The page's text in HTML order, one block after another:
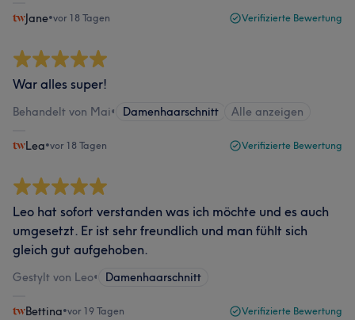
Jane•vor 18 Tagen Verifizierte Bewertung
War alles super!
Behandelt von Mai• Damenhaarschnitt Alle anzeigen
Lea•vor 18 Tagen Verifizierte Bewertung
Leo hat sofort verstanden was ich möchte und es auch
umgesetzt. Er ist sehr freundlich und man fühlt sich
gleich gut aufgehoben.
Gestylt von Leo• Damenhaarschnitt
Bettina•vor 19 Tagen Verifizierte Bewertung